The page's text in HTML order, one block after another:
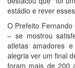
estádio e rever
O Prefeito
– se mostrou
atletas amadores
alegria ver um final
foram mais de 200